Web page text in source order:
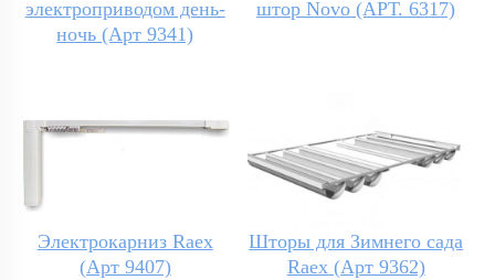
электроприводом день-
ночь (Арт 9341)
штор Novo (АРТ. 6317)
Электрокарниз Raex
(Арт 9407)
Шторы для Зимнего сада
Raex (Арт 9362)